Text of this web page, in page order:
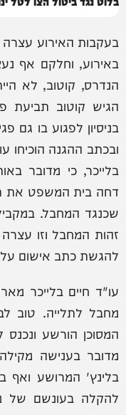
בעקבות האירוע
באירוע, וחלקם אף
הנדרס, קוטוב, לא
הגיש קוטוב תביעת
בניסיון לפגוע בו גם
ובכתב ההגנה הוכיחו
בלייכר, כי מדובר
דחה בית המשפט את
שכנגד המחבל.
זהות המחבל וזו
להגשת כתב אישום על
עו"ד חיים בלייכר
מחבל לתלייה. טוב
המסוכן הורשע
מדובר בענישה
בלינץ' המרושע ואף
להקלה בעונשם של